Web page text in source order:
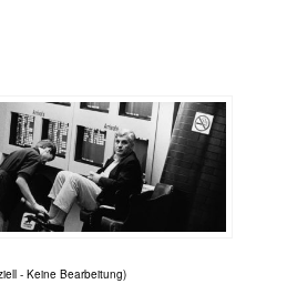
- Keine Bearbeitung)